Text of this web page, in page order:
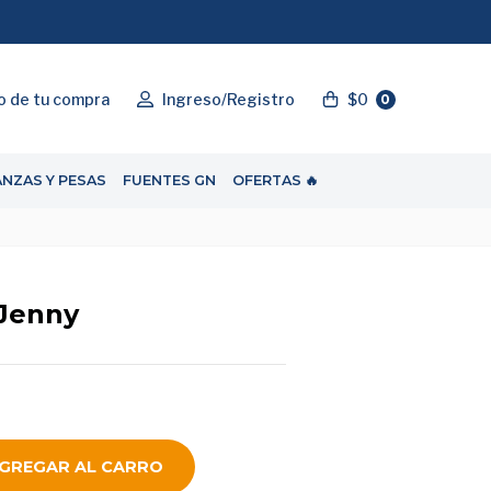
de tu compra Ingreso/Registro $0 0
Y PESAS FUENTES GN OFERTAS 🔥
AL CARRO